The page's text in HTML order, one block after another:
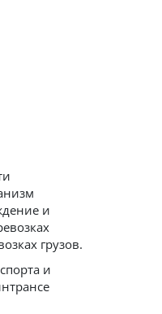
и
грузов.
и